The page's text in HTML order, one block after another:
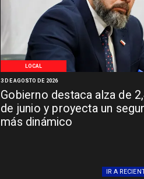
LOCAL
Gobierno destaca alza de
de junio y proyecta un
más dinámico
3 DE AGOSTO DE 2026
IR A